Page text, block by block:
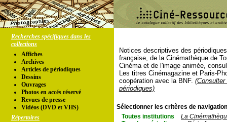
Recherches spécifiques dans les
collections
Affiches
Archives
Articles de périodiques
Dessins
Ouvrages
Photos en accés réservé
Revues de presse
Vidéos (DVD et VHS)
Répertoires
Notices descriptives des
française, de la Cinémathèque de
Cinéma et de l'image animée,
Les titres Cinémagazine et Paris-
coopération avec la BNF.
périodiques)
Sélectionner les critères de
Toutes institutions
La